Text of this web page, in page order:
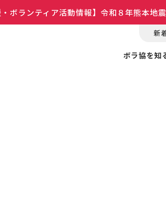
・ボランティア活動情報】令和８年熊本地
新
ボラ協を知